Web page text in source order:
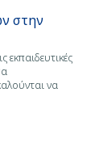
στην
εκπαιδευτικές
να